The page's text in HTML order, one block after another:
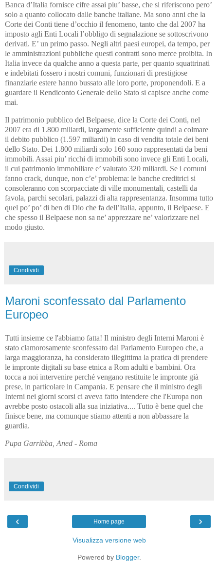
Banca d’Italia fornisce cifre assai piu’ basse, che si riferiscono pero’
solo a quanto collocato dalle banche italiane. Ma sono anni che la
Corte dei Conti tiene d’occhio il fenomeno, tanto che dal 2007 ha
imposto agli Enti Locali l’obbligo di segnalazione se sottoscrivono
derivati. E’ un primo passo. Negli altri paesi europei, da tempo, per
le amministrazioni pubbliche questi contratti sono merce proibita. In
Italia invece da qualche anno a questa parte, per quanto squattrinati
e indebitati fossero i nostri comuni, funzionari di prestigiose
finanziarie estere hanno bussato alle loro porte, proponendoli. E a
guardare il Rendiconto Generale dello Stato si capisce anche come
mai.
Il patrimonio pubblico del Belpaese, dice la Corte dei Conti, nel
2007 era di 1.800 miliardi, largamente sufficiente quindi a colmare
il debito pubblico (1.597 miliardi) in caso di vendita totale dei beni
dello Stato. Dei 1.800 miliardi solo 160 sono rappresentati da beni
immobili. Assai piu’ ricchi di immobili sono invece gli Enti Locali,
il cui patrimonio immobiliare e’ valutato 320 miliardi. Se i comuni
fanno crack, dunque, non c’e’ problema: le banche creditrici si
consoleranno con scorpacciate di ville monumentali, castelli da
favola, parchi secolari, palazzi di alta rappresentanza. Insomma tutto
quel po’ po’ di ben di Dio che fa dell’Italia, appunto, il Belpaese. E
che spesso il Belpaese non sa ne’ apprezzare ne’ valorizzare nel
modo giusto.
Condividi
Maroni sconfessato dal Parlamento
Europeo
Tutti insieme ce l'abbiamo fatta! Il ministro degli Interni Maroni è
stato clamorosamente sconfessato dal Parlamento Europeo che, a
larga maggioranza, ha considerato illegittima la pratica di prendere
le impronte digitali su base etnica a Rom adulti e bambini. Ora
tocca a noi intervenire perché vengano restituite le impronte già
prese, in particolare in Campania. E pensare che il ministro degli
Interni nei giorni scorsi ci aveva fatto intendere che l'Europa non
avrebbe posto ostacoli alla sua iniziativa.... Tutto è bene quel che
finisce bene, ma comunque stiamo attenti a non abbassare la
guardia.
Pupa Garribba, Aned - Roma
Condividi
‹ ›
Home page
Visualizza versione web
Powered by Blogger.